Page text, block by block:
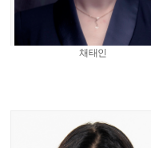
채태인